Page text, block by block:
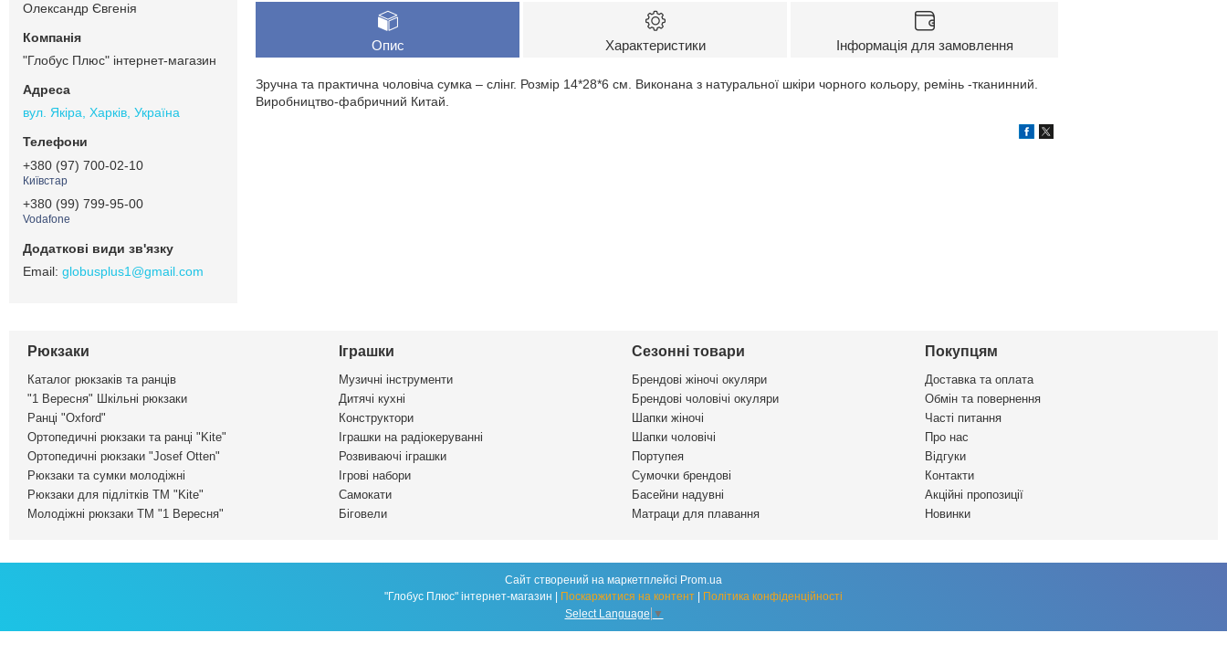
Опис Характеристики Інформація для замовлення
Зручна та практична чоловіча сумка – слінг. Розмір 14*28*6 см. Виконана з натуральної шкіри чорного кольору, ремінь -тканинний.
Виробництво-фабричний Китай.
Олександр Євгенія
"Глобус Плюс" інтернет-магазин
вул. Якіра, Харків, Україна
+380 (97) 700-02-10
Київстар
+380 (99) 799-95-00
Vodafone
globusplus1@gmail.com
Рюкзаки
Каталог рюкзаків та ранців
"1 Вересня" Шкільні рюкзаки
Ранці "Oxford"
Ортопедичні рюкзаки та ранці "Kite"
Ортопедичні рюкзаки "Josef Otten"
Рюкзаки та сумки молодіжні
Рюкзаки для підлітків ТМ "Kite"
Молодіжні рюкзаки ТМ "1 Вересня"
Іграшки
Музичні інструменти
Дитячі кухні
Конструктори
Іграшки на радіокеруванні
Розвиваючі іграшки
Ігрові набори
Самокати
Біговели
Сезонні товари
Брендові жіночі окуляри
Брендові чоловічі окуляри
Шапки жіночі
Шапки чоловічі
Портупея
Сумочки брендові
Басейни надувні
Матраци для плавання
Покупцям
Доставка та оплата
Обмін та повернення
Часті питання
Про нас
Відгуки
Контакти
Акційні пропозиції
Новинки
Сайт створений на маркетплейсі Prom.ua
Поскаржитися на контент
Політика конфіденційності
Select Language ▼